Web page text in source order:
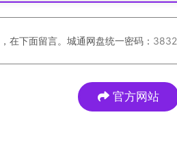
在下面留言。城通网盘统一密码：3832
官方网站